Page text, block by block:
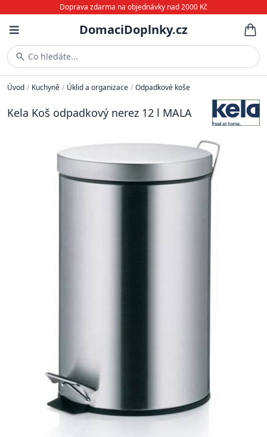
Doprava zdarma na objednávky nad 2000 Kč
DomaciDoplnky.cz
Co hledáte...
Úvod / Kuchyně / Úklid a organizace / Odpadkové koše
Kela Koš odpadkový nerez 12 l MALA